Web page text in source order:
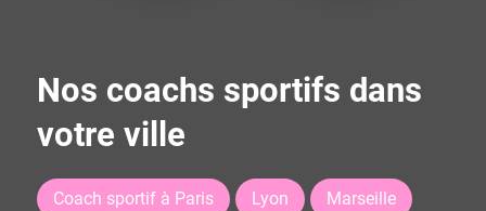
Nos coachs sportifs dans
votre ville
Coach sportif à Paris Lyon Marseille